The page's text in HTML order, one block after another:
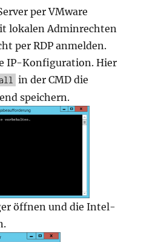
per VMware
lokalen Adminrechten
per RDP anmelden.
IP-Konfiguration. Hier
in der CMD die
speichern.
öffnen und die Intel-